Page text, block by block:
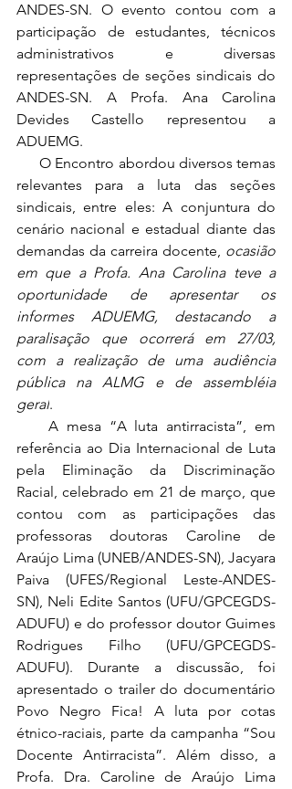
ANDES-SN. O evento contou com a
participação de estudantes, técnicos
administrativos e diversas
representações de seções sindicais do
ANDES-SN. A Profa. Ana Carolina
Devides Castello representou a
ADUEMG.
      O Encontro abordou diversos temas
relevantes para a luta das seções
sindicais, entre eles: A conjuntura do
cenário nacional e estadual diante das
demandas da carreira docente, ocasião
em que a Profa. Ana Carolina teve a
oportunidade de apresentar os
informes ADUEMG, destacando a
paralisação que ocorrerá em 27/03,
com a realização de uma audiência
pública na ALMG e de assembléia
geral.
    A mesa “A luta antirracista”, em
referência ao Dia Internacional de Luta
pela Eliminação da Discriminação
Racial, celebrado em 21 de março, que
contou com as participações das
professoras doutoras Caroline de
Araújo Lima (UNEB/ANDES-SN), Jacyara
Paiva (UFES/Regional Leste-ANDES-
SN), Neli Edite Santos (UFU/GPCEGDS-
ADUFU) e do professor doutor Guimes
Rodrigues Filho (UFU/GPCEGDS-
ADUFU). Durante a discussão, foi
apresentado o trailer do documentário
Povo Negro Fica! A luta por cotas
étnico-raciais, parte da campanha “Sou
Docente Antirracista”. Além disso, a
Profa. Dra. Caroline de Araújo Lima